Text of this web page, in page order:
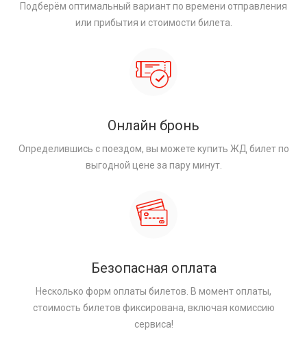
Подберём оптимальный вариант по времени отправления
или прибытия и стоимости билета.
Онлайн бронь
Определившись с поездом, вы можете купить ЖД билет по
выгодной цене за пару минут.
Безопасная оплата
Несколько форм оплаты билетов. В момент оплаты,
стоимость билетов фиксирована, включая комиссию
сервиса!